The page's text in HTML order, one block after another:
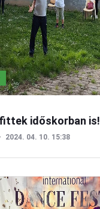
időskorban is!
2024. 04. 10. 15:38